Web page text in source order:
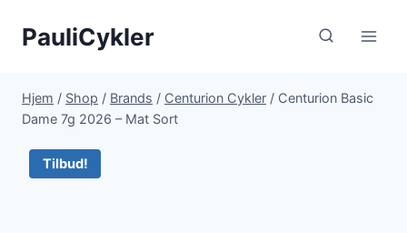
PauliCykler
Hjem / Shop / Brands / Centurion Cykler / Centurion Basic
Dame 7g 2026 – Mat Sort
Tilbud!